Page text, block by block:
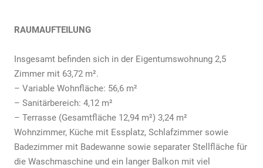
RAUMAUFTEILUNG
Insgesamt befinden sich in der Eigentumswohnung 2,5
Zimmer mit 63,72 m².
– Variable Wohnfläche: 56,6 m²
– Sanitärbereich: 4,12 m²
– Terrasse (Gesamtfläche 12,94 m²) 3,24 m²
Wohnzimmer, Küche mit Essplatz, Schlafzimmer sowie
Badezimmer mit Badewanne sowie separater Stellfläche für
die Waschmaschine und ein langer Balkon mit viel